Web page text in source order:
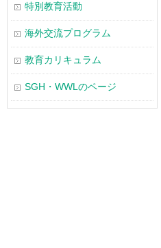
特別教育活動
海外交流プログラム
教育カリキュラム
SGH・WWLのページ